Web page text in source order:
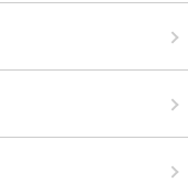
してます。